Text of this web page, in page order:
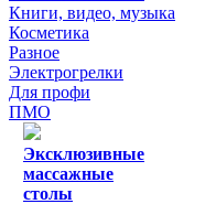
Книги, видео, музыка
Косметика
Разное
Электрогрелки
Для профи
ПМО
Эксклюзивные
массажные
столы